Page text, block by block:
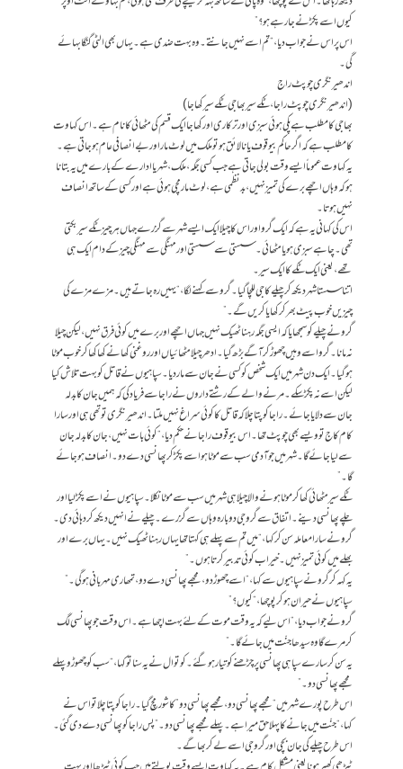
کیوں اسے پکڑنے جا رہے ہو؟”
اس پر اس نے جواب دیا، “تم اسے نہیں جانتے۔ وہ بہت ضدی ہے۔ یہاں بھی الٹی گنگا بہائے
گی۔
اندھیر نگری چوپٹ راج
( اندھیر نگری چوپٹ راجا، ٹکے سیر بھاجی ٹکے سیر کھاجا)
بھاجی کا مطلب ہے پکی ہوئی سبزی اور ترکاری اور کھاجا ایک قسم کی مٹھائی کا نام ہے۔ اس کہاوت
کا مطلب ہے کہ اگر حاکم بیوقوف یا نالائق ہو تو ملک میں لوٹ مار اور بے انصافی عام ہو جاتی ہے۔
یہ کہاوت عموماً ایسے وقت بولی جاتی ہے جب کسی جگہ، ملک، شہر یا ادارے کے بارے میں یہ بتانا
ہو کہ وہاں اچھے برے کی تمیز نہیں، بد نظمی ہے، لوٹ مار مچی ہوئی ہے اور کسی کے ساتھ انصاف
نہیں ہوتا۔
اس کی کہانی یہ ہے کہ ایک گرو اور اس کا چیلا ایک ایسے شہر سے گزرے جہاں ہر چیز ٹکے سیر بکتی
تھی۔ چاہے سبزی ہو یا مٹھائی۔ سستی سے سستی اور مہنگی سے مہنگی چیز کے دام ایک ہی
تھے، یعنی ایک ٹکے کا ایک سیر۔
اتنا سستا شہر دیکھ کر چیلے کا جی للچا گیا۔ گرو سے کہنے لگا، “یہیں رہ جاتے ہیں۔ مزے مزے کی
چیزیں خوب پیٹ بھر کر کھایا کریں گے۔”
گرو نے چیلے کو سمجھایا کہ ایسی جگہ رہنا ٹھیک نہیں جہاں اچھے اور برے میں کوئی فرق نہیں، لیکن چیلا
نہ مانا۔ گرو اسے وہیں چھوڑ کر آگے بڑھ گیا۔ ادھر چیلا مٹھائیاں اور روغنی کھانے کھا کھا کر خوب موٹا
ہوگیا۔ ایک دن شہر میں ایک شخص کو کسی نے جان سے مار دیا۔ سپاہیوں نے قاتل کو بہت تلاش کیا
لیکن اسے نہ پکڑسکے۔ مرنے والے کے رشتے داروں نے راجا سے فریاد کی کہ ہمیں جان کا بدلہ
جان سے دلایا جائے۔ راجا کو پتا چلا کہ قاتل کا کوئی سراغ نہیں ملتا۔ اندھیر نگری تو تھی ہی اور سارا
کام کاج تو ویسے بھی چوپٹ تھا۔ اس بیوقوف راجا نے حکم دیا، “کوئی بات نہیں، جان کا بدلہ جان
سے لیا جائے گا۔ شہر میں جو آدمی سب سے موٹا ہو اسے پکڑ کر پھانسی دے دو۔ انصاف ہو جائے
گا۔”
ٹکے سیر مٹھائی کھا کر موٹا ہونے والا چیلا ہی شہر میں سب سے موٹا نکلا۔ سپاہیوں نے اسے پکڑ لیا اور
چلے پھانسی دینے۔ اتفاق سے گرو جی دوبارہ وہاں سے گزرے۔ چیلے نے انہیں دیکھ کر دہائی دی۔
گرو نے سارا معاملہ سن کر کہا، “میں تم سے پہلے ہی کہتا تھا یہاں رہنا ٹھیک نہیں۔ یہاں برے اور
بھلے میں کوئی تمیز نہیں۔ خیر اب کوئی تدبیر کرتا ہوں۔”
یہ کہہ کر گرو نے سپاہیوں سے کہا، “اسے چھوڑ دو، مجھے پھانسی دے دو، تمھاری مہربانی ہوگی۔”
سپاہیوں نے حیران ہو کر پوچھا، “کیوں؟”
گرو نے جواب دیا، “اس لیے کہ یہ وقت موت کے لئے بہت اچھا ہے۔ اس وقت جو پھانسی لگ
کر مرے گا وہ سیدھا جنّت میں جائے گا۔”
یہ سن کر سارے سپاہی پھانسی پر چڑھنے کو تیار ہو گئے۔کوتوال نے یہ سنا تو کہا، “سب کو چھوڑو پہلے
مجھے پھانسی دو۔”
اس طرح پورے شہر میں “مجھے پھانسی دو، مجھے پھانسی دو” کا شور مچ گیا۔راجا کو پتا چلا تو اس نے
کہا، “جنّت میں جانے کا پہلا حق میرا ہے۔ پہلے مجھے پھانسی دو۔”پس راجا کو پھانسی دے دی گئی۔
اس طرح چیلے کی جان بچی اور گرو جی اسے لے کر بھاگے۔